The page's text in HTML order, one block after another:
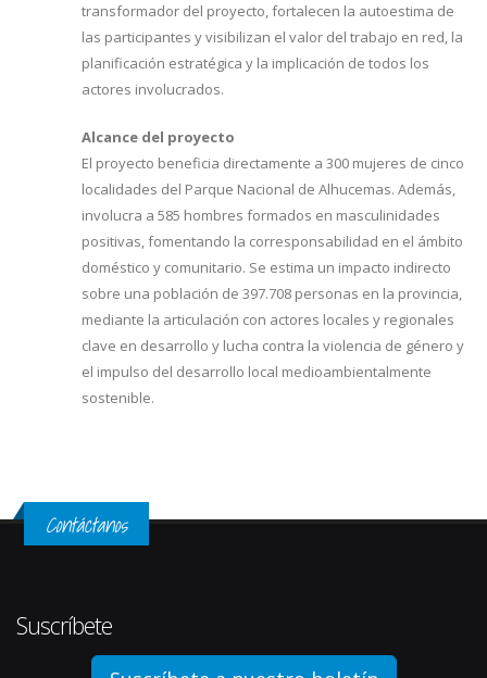
transformador del proyecto, fortalecen la autoestima de
las participantes y visibilizan el valor del trabajo en red, la
planificación estratégica y la implicación de todos los
actores involucrados.
Alcance del proyecto
El proyecto beneficia directamente a 300 mujeres de cinco
localidades del Parque Nacional de Alhucemas. Además,
involucra a 585 hombres formados en masculinidades
positivas, fomentando la corresponsabilidad en el ámbito
doméstico y comunitario. Se estima un impacto indirecto
sobre una población de 397.708 personas en la provincia,
mediante la articulación con actores locales y regionales
clave en desarrollo y lucha contra la violencia de género y
el impulso del desarrollo local medioambientalmente
sostenible.
Contáctanos
Suscríbete